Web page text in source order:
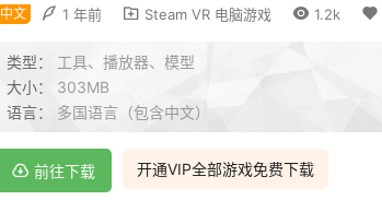
中文 1 年前 Steam VR 电脑游戏 1.2k
类型： 工具、播放器、模型
大小： 303MB
语言： 多国语言（包含中文）
开通VIP全部游戏免费下载
前往下载